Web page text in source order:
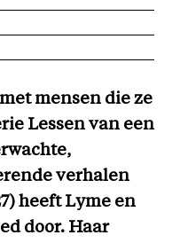
mensen die ze
Lessen van een
verhalen
heeft Lyme en
door. Haar